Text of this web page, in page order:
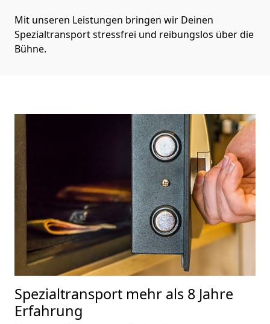
Mit unseren Leistungen bringen wir Deinen
Spezialtransport stressfrei und reibungslos über die
Bühne.
Spezialtransport mehr als 8 Jahre
Erfahrung